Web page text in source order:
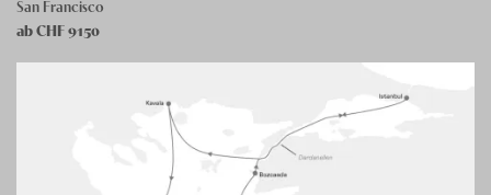
San Francisco
ab CHF9150